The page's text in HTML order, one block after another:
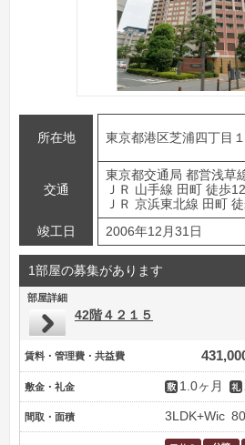
所在地 東京都港区芝浦四丁目
交通
東京都交通局 都営浅草
ＪＲ 山手線 田町 徒歩
ＪＲ 京浜東北線 田町
竣工日
2006年12月31日
1部屋の募集があります
部屋詳細
42階４２１５
賃料・管理費・共益費
敷金・礼金 1.0ヶ月
間取・面積 3LDK+Wic